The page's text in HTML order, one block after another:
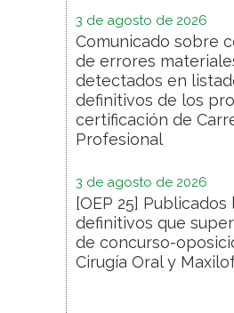
3 de agosto de 2026
Comunicado sobre
de errores
detectados en
definitivos de los
certificación de
Profesional
3 de agosto de 2026
[OEP 25]
definitivos que
de concurso-
Cirugía Oral y